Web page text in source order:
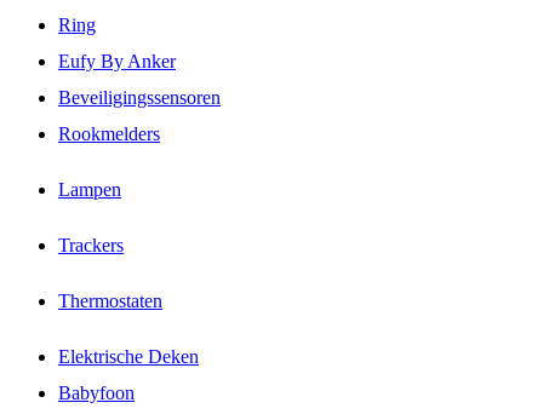
Ring
Eufy By Anker
Beveiligingssensoren
Rookmelders
Lampen
Trackers
Thermostaten
Elektrische Deken
Babyfoon